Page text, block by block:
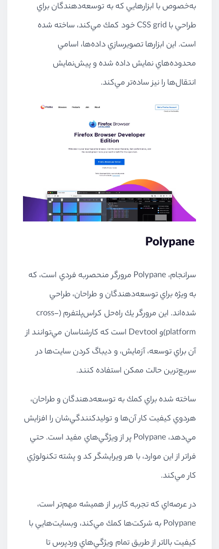
به‌خصوص با ابزارهايي كه به توسعه‌دهندگان براي
طراحي با CSS grid خود كمك مي‌كند، ساخته شده
است. اين ابزارها تصويرسازي داده‌ها، اسامي
محدوده‌هاي نمايش داده شده و پيش‌نمايش
انتقال‌ها را نيز ساده‌تر مي‌كند.
سرانجام، Polypane مرورگر منحصربه فردي است، كه
به ويژه براي توسعه‌دهندگان و طراحان، طراحي
شده‌اند. اين مرورگر يك راه‌حل كراس‌پلتفرم (cross-
platform)و Devtool است كه كارشناسان مي‌توانند از
آن براي توسعه، آزمايش، و ديباگ كردن سايت‌ها در
سريع‌ترين حالت ممكن استفاده كنند.
ساخته شده براي كمك به توسعه‌دهندگان و طراحان،
هردوي كيفيت كار آن‌ها و توليدكنندگي‌شان را افزايش
مي‌دهد، Polypane پر از ويژگي‌هاي مفيد است. حتي
فراتر از اين موارد، با هر ويرايشگر كد و پشته تكنولوژي
كار مي‌كند.
در عرصه‌اي كه تجربه كاربر از هميشه مهم‌تر است،
Polypane به شركت‌ها كمك مي‌كند، وبسايت‌هايي با
كيفيت بالاتر از طريق تمام ويژگي‌هاي وردپرس تا